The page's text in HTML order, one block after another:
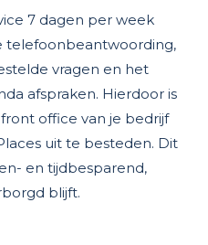
7 dagen per week
telefoonbeantwoording,
vragen en het
afspraken. Hierdoor is
office van je bedrijf
uit te besteden. Dit
en tijdbesparend,
blijft.